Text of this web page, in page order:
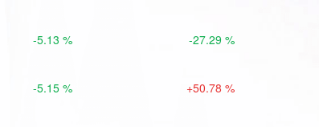
-5.13 % -27.29 %
-5.15 % +50.78 %